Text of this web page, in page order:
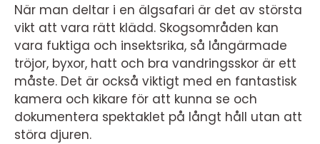
När man deltar i en älgsafari är det av största
vikt att vara rätt klädd. Skogsområden kan
vara fuktiga och insektsrika, så långärmade
tröjor, byxor, hatt och bra vandringsskor är ett
måste. Det är också viktigt med en fantastisk
kamera och kikare för att kunna se och
dokumentera spektaklet på långt håll utan att
störa djuren.